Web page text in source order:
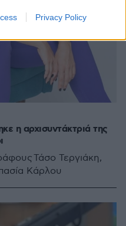
Privacy Policy
η αρχισυντάκτριά της
Τάσο Τεργιάκη,
Κάρλου